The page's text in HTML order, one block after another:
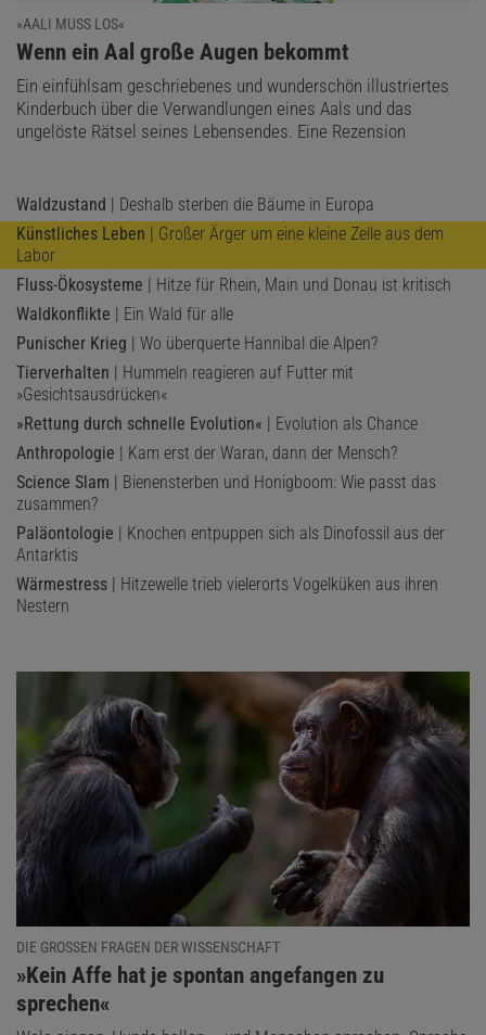
»AALI MUSS LOS«
:
Wenn ein Aal große Augen bekommt
Ein einfühlsam geschriebenes und wunderschön illustriertes
Kinderbuch über die Verwandlungen eines Aals und das
ungelöste Rätsel seines Lebensendes. Eine Rezension
Waldzustand | Deshalb sterben die Bäume in Europa
Künstliches Leben | Großer Ärger um eine kleine Zelle aus dem
Labor
Fluss-Ökosysteme | Hitze für Rhein, Main und Donau ist kritisch
Waldkonflikte | Ein Wald für alle
Punischer Krieg | Wo überquerte Hannibal die Alpen?
Tierverhalten | Hummeln reagieren auf Futter mit
»Gesichtsausdrücken«
»Rettung durch schnelle Evolution« | Evolution als Chance
Anthropologie | Kam erst der Waran, dann der Mensch?
Science Slam | Bienensterben und Honigboom: Wie passt das
zusammen?
Paläontologie | Knochen entpuppen sich als Dinofossil aus der
Antarktis
Wärmestress | Hitzewelle trieb vielerorts Vogelküken aus ihren
Nestern
DIE GROSSEN FRAGEN DER WISSENSCHAFT
:
»Kein Affe hat je spontan angefangen zu
sprechen«